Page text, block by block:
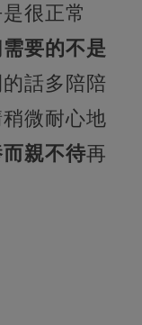
很正常
需要的不是
話多陪陪
微耐心地
親不待再